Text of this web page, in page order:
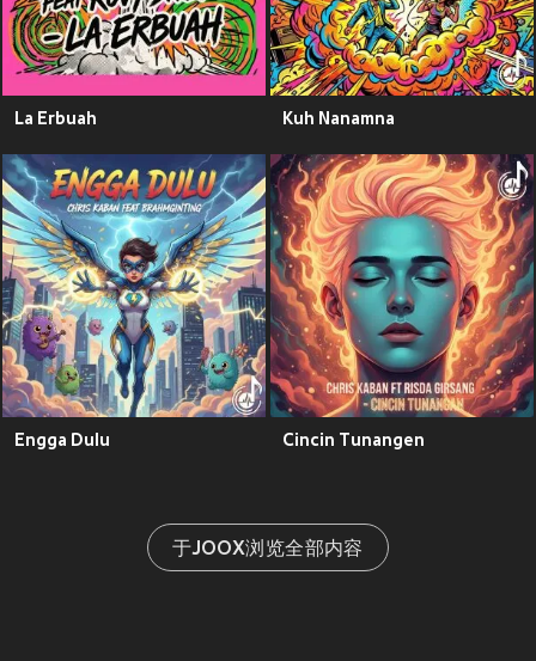
La Erbuah Kuh Nanamna
Engga Dulu Cincin Tunangen
于JOOX浏览全部内容